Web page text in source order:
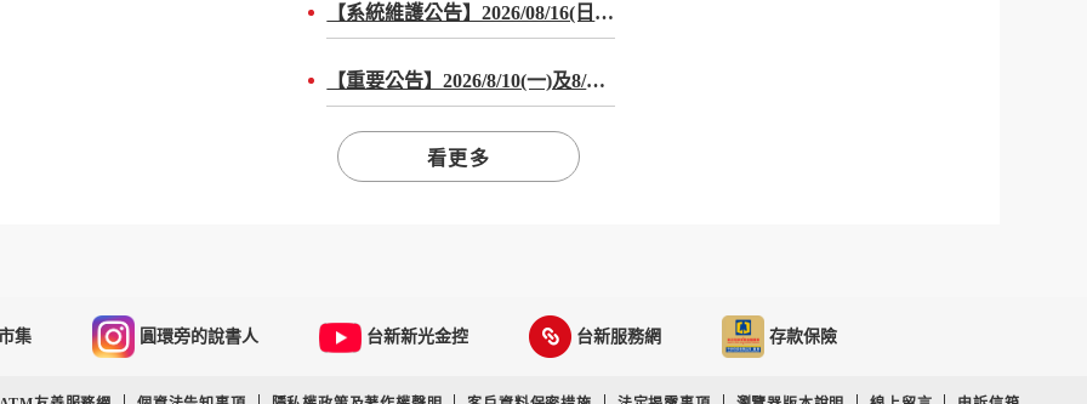
【系統維護公告】2026/08/16(日)00:00~06:00暫停ATM保險專區功能
【重要公告】2026/8/10(一)及8/13(四)14:30至15:00配合2026城鎮韌性(防空)演習，部分縣市管制行動網路將影響數位通路服務。
看更多
集 圓環旁的說書人 台新新光金控 台新服務網 存款保險